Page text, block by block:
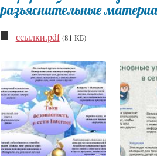
разъяснительные
ссылки.pdf (81 КБ)